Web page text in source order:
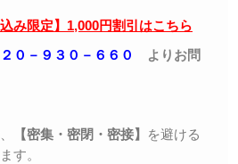
込み限定】1,000円割引はこちら
０－９３０－６６０
よりお問
【密集・密閉・密接】
を避ける
す。